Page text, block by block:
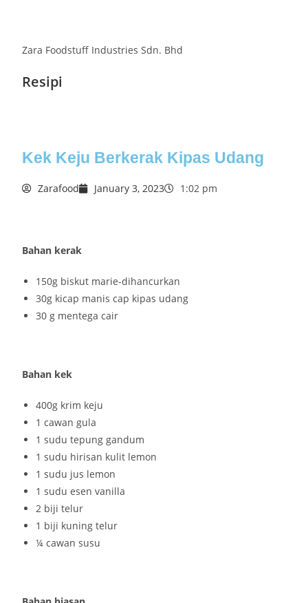
Zara Foodstuff Industries Sdn. Bhd
Resipi
Kek Keju Berkerak Kipas Udang
Zarafood January 3, 2023 1:02 pm
Bahan kerak
150g biskut marie-dihancurkan
30g kicap manis cap kipas udang
30 g mentega cair
Bahan kek
400g krim keju
1 cawan gula
1 sudu tepung gandum
1 sudu hirisan kulit lemon
1 sudu jus lemon
1 sudu esen vanilla
2 biji telur
1 biji kuning telur
¼ cawan susu